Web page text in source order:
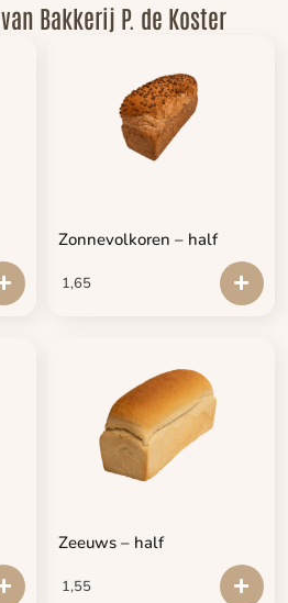
Bakkerij P. de Koster
Zonnevolkoren – half
1,65
Zeeuws – half
1,55